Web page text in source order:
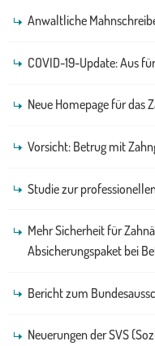
Anwaltliche
COVID-19-Update: Aus
Neue Homepage für das
Vorsicht: Betrug mit
Studie zur
Mehr Sicherheit für
Absicherungspaket bei
Bericht zum
Neuerungen der SVS